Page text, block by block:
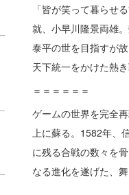
加藤清正、福島正則、島
キャストコメント公開！
メインビジュアル発表！
CM公開！
毛利元就、長宗我部元親
小早川隆景、黒田官兵衛
ンサンブル発表！
「皆が笑って暮らせ
就、小早川隆景両雄
泰平の世を目指すが
天下統一をかけた熱
＝＝＝＝＝＝
ゲームの世界を完全
上に蘇る。1582年、
に残る合戦の数々を
なる進化を遂げた、